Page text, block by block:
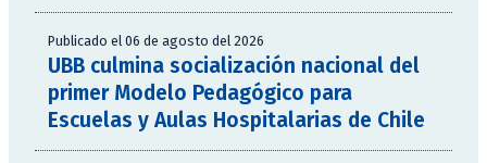
Publicado el 06 de agosto del 2026
UBB culmina socialización nacional del
primer Modelo Pedagógico para
Escuelas y Aulas Hospitalarias de Chile